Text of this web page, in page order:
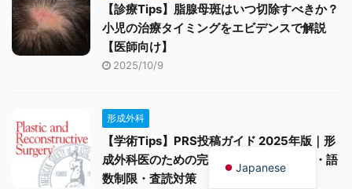
【診療Tips】脂腺母斑はいつ切除すべきか？
小児の治療タイミングをエビデンスで解説
【医師向け】
2025/10/9
形成外科
【学術Tips】PRS投稿ガイド 2025年版｜形
成外科医のための完全ナビ：論文タイプ・語
数制限・査読対策
Japanese
English